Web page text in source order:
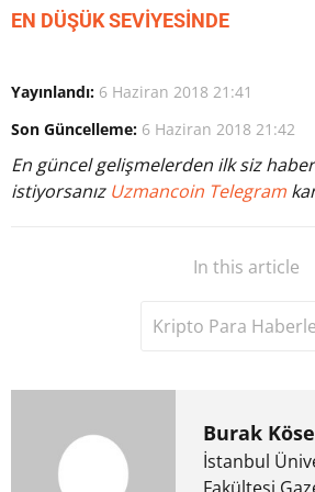
EN DÜŞÜK SEVİYESİNDE
Yayınlandı: 6 Haziran 2018 21:41
Son Güncelleme: 6 Haziran 2018 21:42
En güncel gelişmelerden ilk siz
istiyorsanız Uzmancoin Telegram
In this article
Kripto Para
Burak Köse
İstanbul